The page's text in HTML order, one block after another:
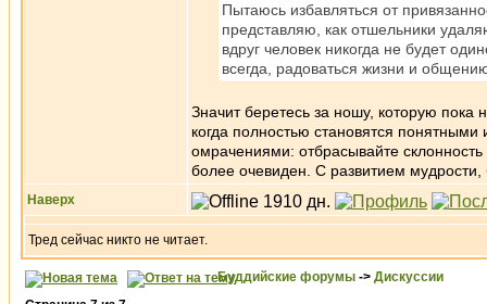
Пытаюсь избавляться от
представляю, как отшельники
вдруг человек никогда не будет
всегда, радоваться жизни и
Значит беретесь за ношу, которую пока
когда полностью становятся
омрачениями: отбрасывайте
более очевиден. С развитием мудрости,
Наверх
Тред сейчас никто не читает.
Буддийские форумы -> Дискуссии